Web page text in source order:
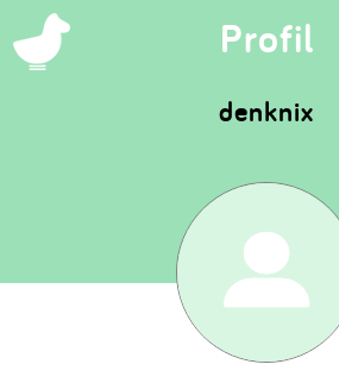
Profil
Eintragen
App
Blog
denknix